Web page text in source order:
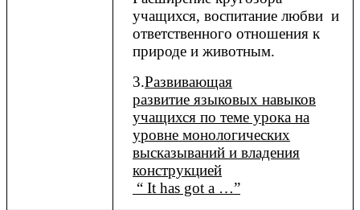
учащихся, воспитание любви и
ответственного отношения к
природе и животным.
3.Развивающая
развитие языковых навыков
учащихся по теме урока на
уровне монологических
высказываний и владения
конструкцией
“ It has got a …”